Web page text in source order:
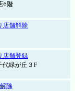
6階
店舗解除
店舗登録
緑が丘３F
除